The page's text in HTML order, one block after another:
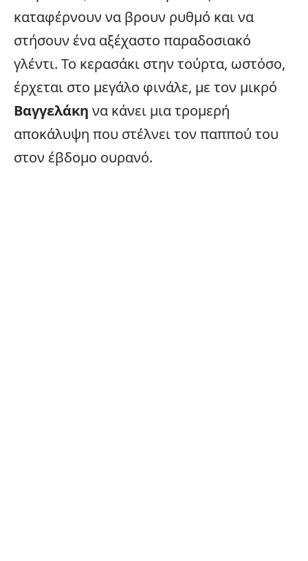
καταφέρνουν να βρουν ρυθμό και να
στήσουν ένα αξέχαστο παραδοσιακό
γλέντι. Το κερασάκι στην τούρτα, ωστόσο,
έρχεται στο μεγάλο φινάλε, με τον μικρό
Βαγγελάκη να κάνει μια τρομερή
αποκάλυψη που στέλνει τον παππού του
στον έβδομο ουρανό.